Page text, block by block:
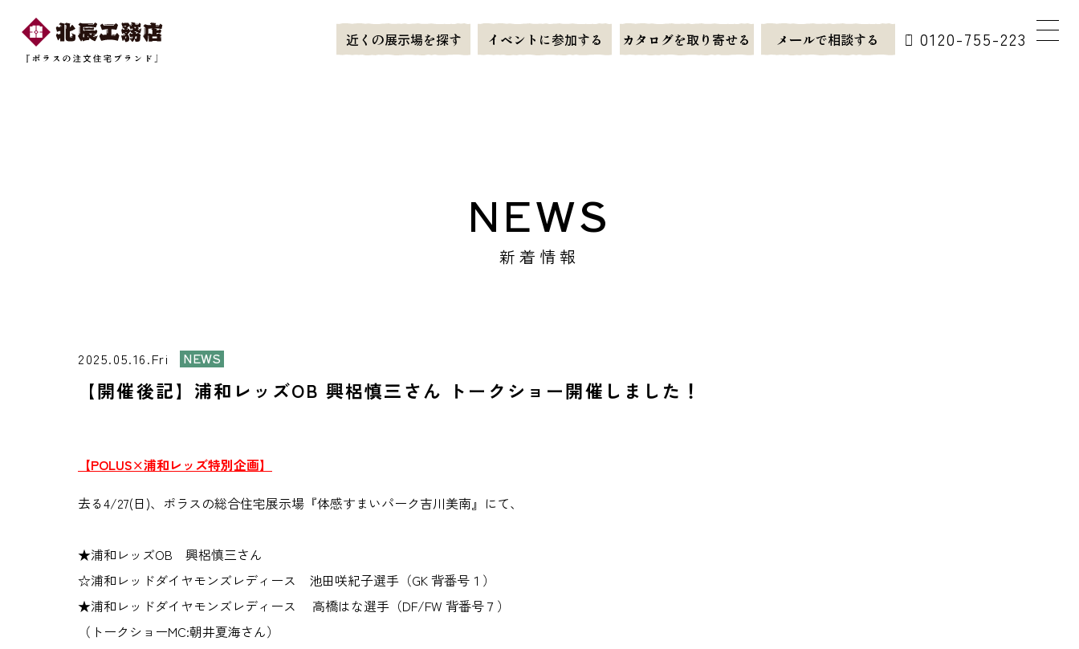
近くの展示場を探す イベントに参加する カタログを取り寄せる メールで相談する 0120-755-223
NEWS
新着情報
2025.05.16.Fri NEWS
【開催後記】浦和レッズOB 興梠慎三さん トークショー開催しました！
【POLUS×浦和レッズ特別企画】
去る4/27(日)、ポラスの総合住宅展示場『体感すまいパーク吉川美南』にて、
★浦和レッズOB 興梠慎三さん
☆浦和レッドダイヤモンズレディース 池田咲紀子選手（GK 背番号１）
★浦和レッドダイヤモンズレディース 高橋はな選手（DF/FW 背番号７）
（トークショーMC:朝井夏海さん）